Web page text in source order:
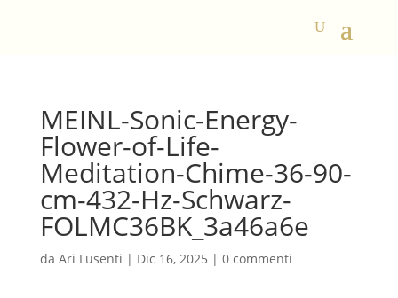
MEINL-Sonic-Energy-
Flower-of-Life-
Meditation-Chime-36-90-
cm-432-Hz-Schwarz-
FOLMC36BK_3a46a6e
da Ari Lusenti | Dic 16, 2025 | 0 commenti